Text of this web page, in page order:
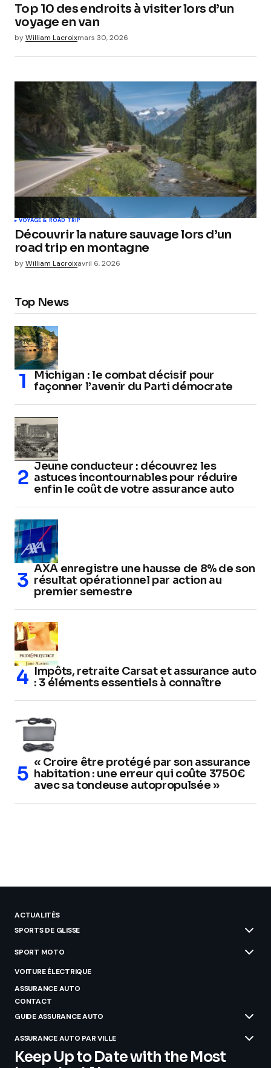
Top 10 des endroits à visiter lors d’un
voyage en van
byWilliam Lacroixmars 30, 2026
VOYAGE & ROAD TRIP
Découvrir la nature sauvage lors d’un
road trip en montagne
byWilliam Lacroixavril 6, 2026
Top News
Michigan : le combat décisif pour
façonner l’avenir du Parti démocrate
Jeune conducteur : découvrez les
astuces incontournables pour réduire
enfin le coût de votre assurance auto
AXA enregistre une hausse de 8% de son
résultat opérationnel par action au
premier semestre
Impôts, retraite Carsat et assurance auto
: 3 éléments essentiels à connaître
« Croire être protégé par son assurance
habitation : une erreur qui coûte 3750€
avec sa tondeuse autopropulsée »
ACTUALITÉS
SPORTS DE GLISSE
SPORT MOTO
VOITURE ÉLECTRIQUE
ASSURANCE AUTO
CONTACT
GUIDE ASSURANCE AUTO
ASSURANCE AUTO PAR VILLE
Keep Up to Date with the Most